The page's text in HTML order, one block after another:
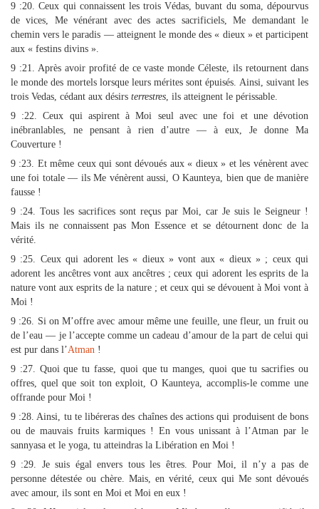
9 :20. Ceux qui connaissent les trois Védas, buvant du soma, dépourvus
de vices, Me vénérant avec des actes sacrificiels, Me demandant le
chemin vers le paradis — atteignent le monde des « dieux » et participent
aux « festins divins ».
9 :21. Après avoir profité de ce vaste monde Céleste, ils retournent dans
le monde des mortels lorsque leurs mérites sont épuisés. Ainsi, suivant les
trois Vedas, cédant aux désirs terrestres, ils atteignent le périssable.
9 :22. Ceux qui aspirent à Moi seul avec une foi et une dévotion
inébranlables, ne pensant à rien d’autre — à eux, Je donne Ma
Couverture !
9 :23. Et même ceux qui sont dévoués aux « dieux » et les vénèrent avec
une foi totale — ils Me vénèrent aussi, O Kaunteya, bien que de manière
fausse !
9 :24. Tous les sacrifices sont reçus par Moi, car Je suis le Seigneur !
Mais ils ne connaissent pas Mon Essence et se détournent donc de la
vérité.
9 :25. Ceux qui adorent les « dieux » vont aux « dieux » ; ceux qui
adorent les ancêtres vont aux ancêtres ; ceux qui adorent les esprits de la
nature vont aux esprits de la nature ; et ceux qui se dévouent à Moi vont à
Moi !
9 :26. Si on M’offre avec amour même une feuille, une fleur, un fruit ou
de l’eau — je l’accepte comme un cadeau d’amour de la part de celui qui
est pur dans l’Atman !
9 :27. Quoi que tu fasse, quoi que tu manges, quoi que tu sacrifies ou
offres, quel que soit ton exploit, O Kaunteya, accomplis-le comme une
offrande pour Moi !
9 :28. Ainsi, tu te libéreras des chaînes des actions qui produisent de bons
ou de mauvais fruits karmiques ! En vous unissant à l’Atman par le
sannyasa et le yoga, tu atteindras la Libération en Moi !
9 :29. Je suis égal envers tous les êtres. Pour Moi, il n’y a pas de
personne détestée ou chère. Mais, en vérité, ceux qui Me sont dévoués
avec amour, ils sont en Moi et Moi en eux !